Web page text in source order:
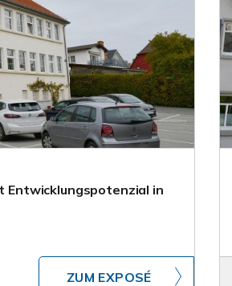
Entwicklungspotenzial in
ZUM EXPOSÉ